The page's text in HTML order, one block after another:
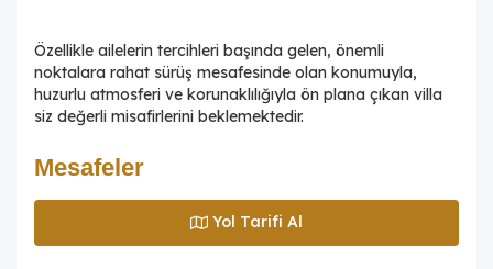
Özellikle ailelerin tercihleri başında gelen, önemli
noktalara rahat sürüş mesafesinde olan konumuyla,
huzurlu atmosferi ve korunaklılığıyla ön plana çıkan villa
siz değerli misafirlerini beklemektedir.
Mesafeler
Yol Tarifi Al